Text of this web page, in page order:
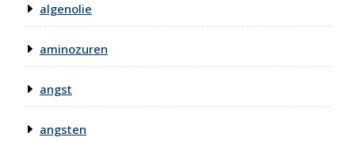
algenolie
aminozuren
angst
angsten